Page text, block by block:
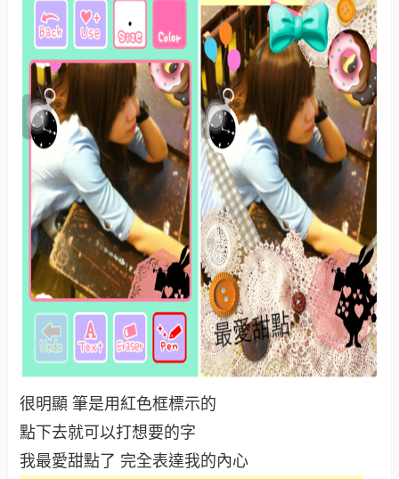
很明顯 筆是用紅色框標示的
點下去就可以打想要的字
我最愛甜點了 完全表達我的內心